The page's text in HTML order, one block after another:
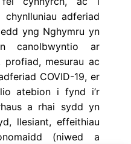
adferiad
yng Nghymru yn
canolbwyntio ar
mesurau ac
COVID-19, er
atebion i fynd i’r
a rhai sydd yn
llesiant, effeithiau
(niwed a